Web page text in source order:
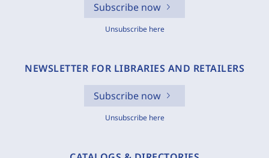
Subscribe now
Unsubscribe here
NEWSLETTER FOR LIBRARIES AND RETAILERS
Subscribe now
Unsubscribe here